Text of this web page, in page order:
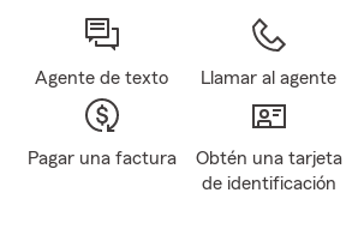
Agente de texto Llamar al agente
Pagar una factura
Obtén una tarjeta
de identificación